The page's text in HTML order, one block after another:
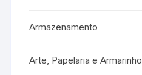
Armazenamento
Arte, Papelaria e Armarinho